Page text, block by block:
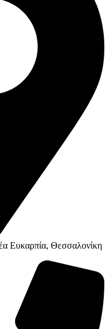
Ευκαρπία, Θεσσαλονίκη